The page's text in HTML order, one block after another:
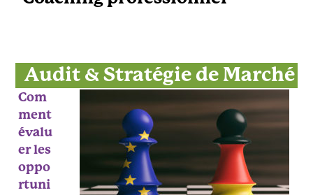
Audit & Stratégie de Marché
Com
ment
évalu
er les
oppo
rtuni